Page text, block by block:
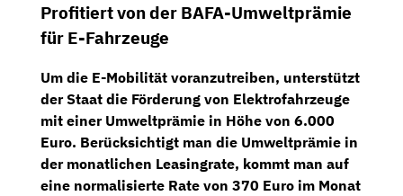
Profitiert von der BAFA-Umweltprämie
für E-Fahrzeuge
Um die E-Mobilität voranzutreiben, unterstützt
der Staat die Förderung von Elektrofahrzeuge
mit einer Umweltprämie in Höhe von 6.000
Euro. Berücksichtigt man die Umweltprämie in
der monatlichen Leasingrate, kommt man auf
eine normalisierte Rate von 370 Euro im Monat